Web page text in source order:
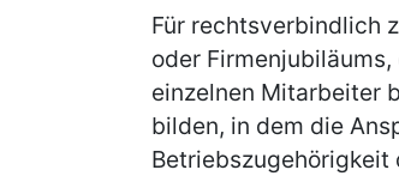
Für rechtsverbindlich
oder
einzelnen Mitarbeiter
bilden, in dem die